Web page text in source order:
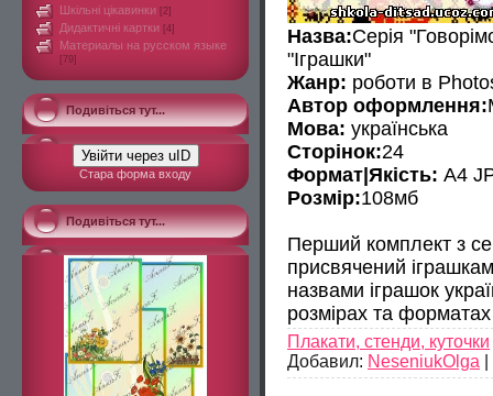
Шкільні цікавинки [2]
Дидактичні картки [4]
Материалы на русском языке
[79]
Подивіться тут...
Увійти через uID
Стара форма входу
Подивіться тут...
Назва:Серія
"Іграшки"
Жанр: роботи в
Автор оформлення:
Мова: українська
Сторінок:24
Формат|Якість: A4
Розмір:108мб
Перший комплект з
присвячений
назвами іграшок
розмірах та форматах
Плакати, стенди, куточки
Добавил: NeseniukOlga